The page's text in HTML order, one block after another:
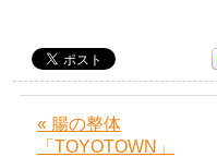
« 腸の整体
「TOYOTOWN」